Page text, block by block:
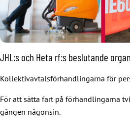
JHL:s och Heta rf:s beslutande
Kollektivavtalsförhandlingarna för
För att sätta fart på förhandlingarna
gången någonsin.